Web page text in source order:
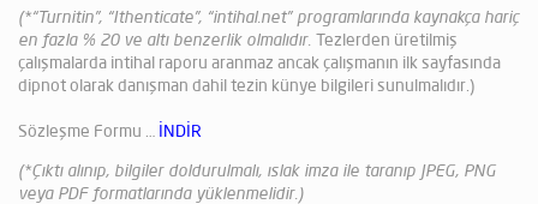
(*“Turnitin”, “Ithenticate”, “intihal.net” programlarında kaynakça hariç
en fazla % 20 ve altı benzerlik olmalıdır.
Tezlerden üretilmiş
çalışmalarda intihal raporu aranmaz ancak çalışmanın ilk sayfasında
dipnot olarak danışman dahil tezin künye bilgileri sunulmalıdır.)
Sözleşme Formu … İNDİR
(*Çıktı alınıp, bilgiler doldurulmalı, ıslak imza ile taranıp JPEG, PNG
veya PDF formatlarında yüklenmelidir.)